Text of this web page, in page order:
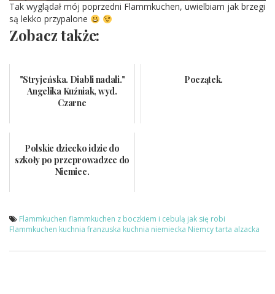
Tak wyglądał mój poprzedni Flammkuchen, uwielbiam jak brzegi
są lekko przypalone
Zobacz także:
"Stryjeńska. Diabli nadali."
Angelika Kuźniak, wyd.
Czarne
Początek.
Polskie dziecko idzie do
szkoły po przeprowadzce do
Niemiec.
Flammkuchen flammkuchen z boczkiem i cebulą jak się robi
Flammkuchen kuchnia franzuska kuchnia niemiecka Niemcytarta alzacka